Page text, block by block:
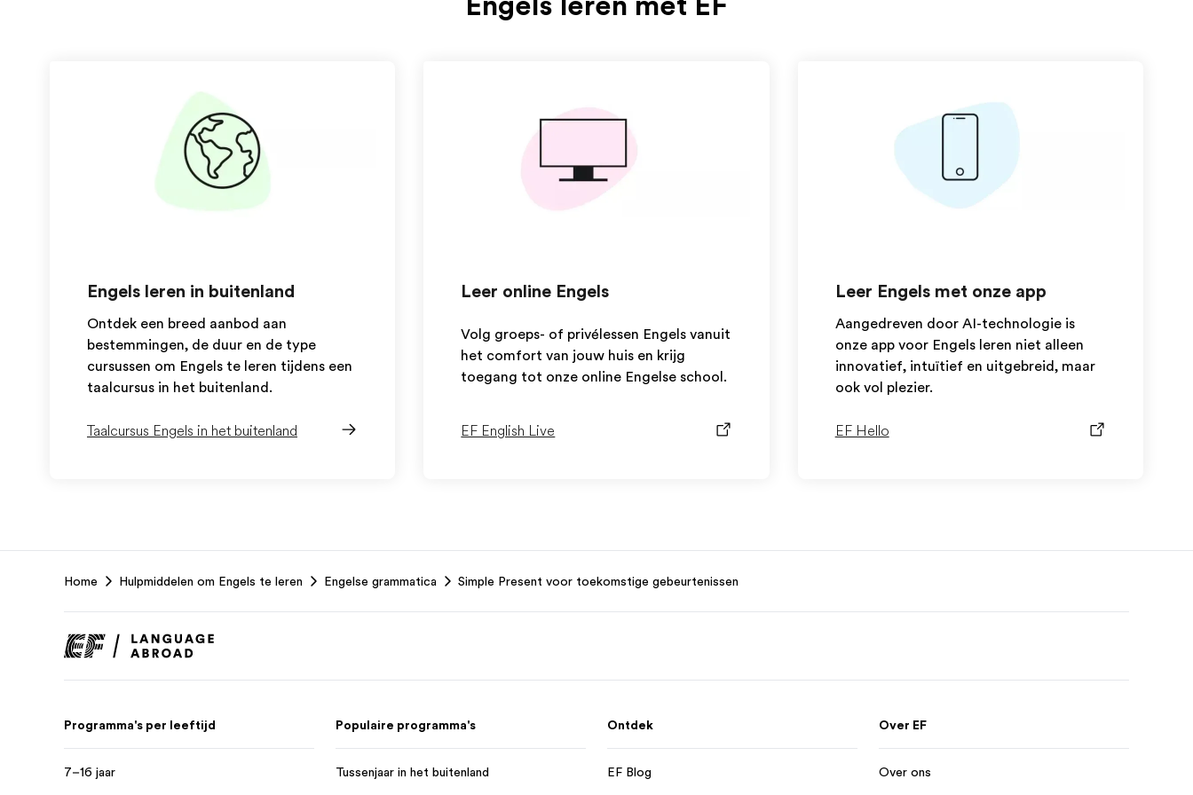
Engels leren in buitenland
Ontdek een breed aanbod aan
bestemmingen, de duur en de type
cursussen om Engels te leren tijdens een
taalcursus in het buitenland.
Taalcursus Engels in het buitenland
Leer online Engels
Volg groeps- of privélessen Engels vanuit
het comfort van jouw huis en krijg
toegang tot onze online Engelse school.
EF English Live
Leer Engels met onze app
Aangedreven door AI-technologie is
onze app voor Engels leren niet alleen
innovatief, intuïtief en uitgebreid, maar
ook vol plezier.
EF Hello
Home Hulpmiddelen om Engels te leren Engelse grammatica Simple Present voor toekomstige gebeurtenissen
Programma's per leeftijd
7–16 jaar
Populaire programma's
Tussenjaar in het buitenland
Ontdek
EF Blog
Over EF
Over ons